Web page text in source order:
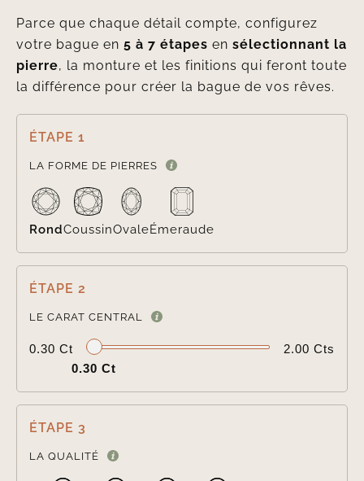
Parce que chaque détail compte, configurez
votre bague en 5 à 7 étapes en sélectionnant la
pierre, la monture et les finitions qui feront toute
la différence pour créer la bague de vos rêves.
ÉTAPE 1
LA FORME DE PIERRES
RondCoussinOvaleÉmeraude
ÉTAPE 2
LE CARAT CENTRAL
0.30 Ct
2.00 Cts
0.30 Ct
ÉTAPE 3
LA QUALITÉ